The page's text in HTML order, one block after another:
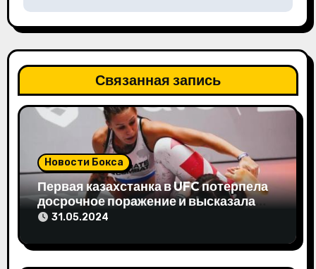
ц
и
я
п
а
и
Связанная запись
Новости Бокса
Первая казахстанка в UFC потерпела
досрочное поражение и высказала
свое мнение
31.05.2024